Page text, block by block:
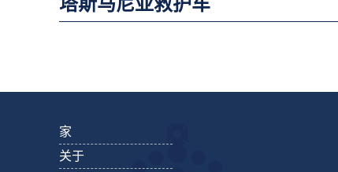
家
关于